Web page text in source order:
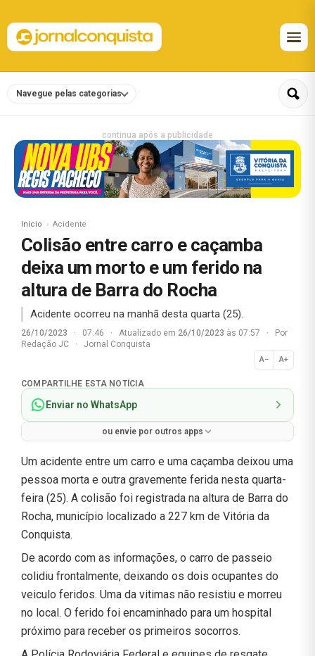
Navegue pelas categorias
continua após a publicidade
Início Acidente
Colisão entre carro e caçamba
deixa um morto e um ferido na
altura de Barra do Rocha
Acidente ocorreu na manhã desta quarta (25).
26/10/2023 · 07:46 · Atualizado em 26/10/2023 às 07:57 ·
Por
Redação JC
· Jornal Conquista
A− A+
Normal
COMPARTILHE ESTA NOTÍCIA
Enviar no WhatsApp
ou envie por outros apps
Um acidente entre um carro e uma caçamba deixou uma
pessoa morta e outra gravemente ferida nesta quarta-
feira (25). A colisão foi registrada na altura de Barra do
Rocha, município localizado a 227 km de Vitória da
Conquista.
De acordo com as informações, o carro de passeio
colidiu frontalmente, deixando os dois ocupantes do
veiculo feridos. Uma da vitimas não resistiu e morreu
no local. O ferido foi encaminhado para um hospital
próximo para receber os primeiros socorros.